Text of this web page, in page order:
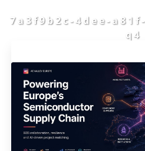
7 a 3 f 9 b 2 c - 4 d e e - a 8 1 f
q 4